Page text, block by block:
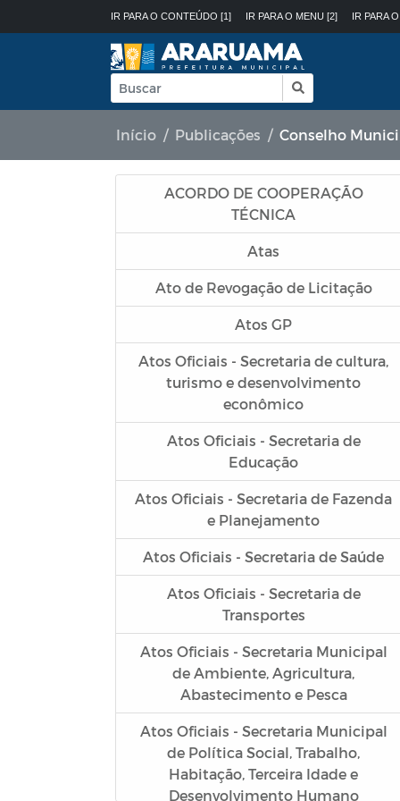
IR PARA O CONTEÚDO [1] IR PARA O MENU [2] IR PARA
Início Publicações Conselho Municipal
ACORDO DE COOPERAÇÃO
TÉCNICA
Atas
Ato de Revogação de Licitação
Atos GP
Atos Oficiais - Secretaria de cultura,
turismo e desenvolvimento
econômico
Atos Oficiais - Secretaria de
Educação
Atos Oficiais - Secretaria de Fazenda
e Planejamento
Atos Oficiais - Secretaria de Saúde
Atos Oficiais - Secretaria de
Transportes
Atos Oficiais - Secretaria Municipal
de Ambiente, Agricultura,
Abastecimento e Pesca
Atos Oficiais - Secretaria Municipal
de Política Social, Trabalho,
Habitação, Terceira Idade e
Desenvolvimento Humano